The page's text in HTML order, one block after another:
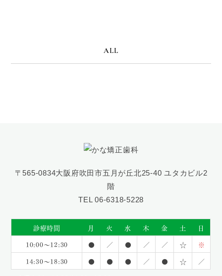
ALL
〒565-0834大阪府吹田市五月が丘北25-40 ユタカビル2
階
TEL 06-6318-5228
診療時間 月 火 水 木 金 土
日
10:00〜12:30
● ／ ● ／ ／ ☆
※
14:30〜18:30
● ● ● ／ ● ☆ ／